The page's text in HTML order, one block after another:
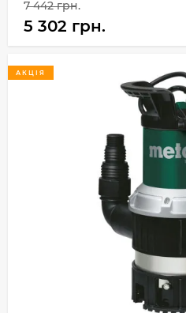
7 442 грн.
5 302 грн.
АКЦІЯ